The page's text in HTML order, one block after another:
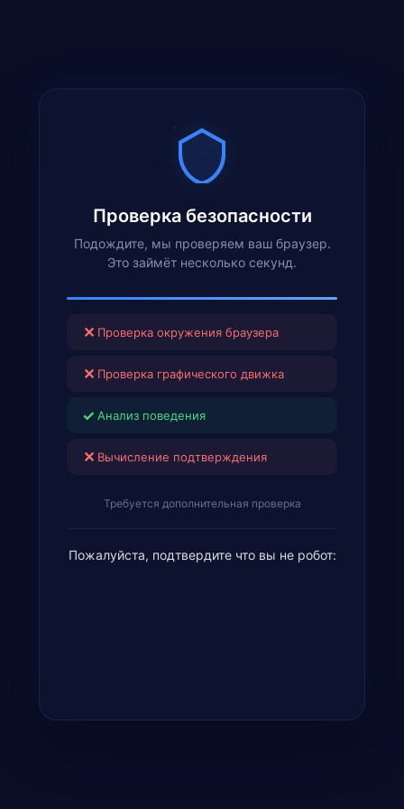
Проверка безопасности
Подождите, мы проверяем ваш браузер.
Это займёт несколько секунд.
✕ Проверка окружения браузера
✕ Проверка графического движка
✓ Анализ поведения
✕ Вычисление подтверждения
Требуется дополнительная проверка
Пожалуйста, подтвердите что вы не робот: